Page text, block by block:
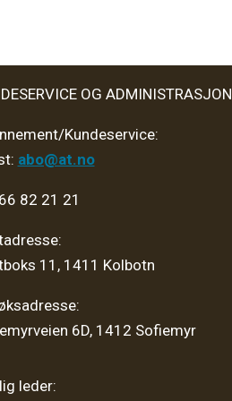
OG ADMINISTRASJON
Kundeservice:
abo@at.no
82 21 21
11, 1411 Kolbotn
6D, 1412 Sofiemyr
leder: